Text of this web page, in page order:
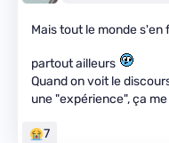
Mais tout le monde
partout ailleurs
Quand on voit le
une "expérience", ça
7